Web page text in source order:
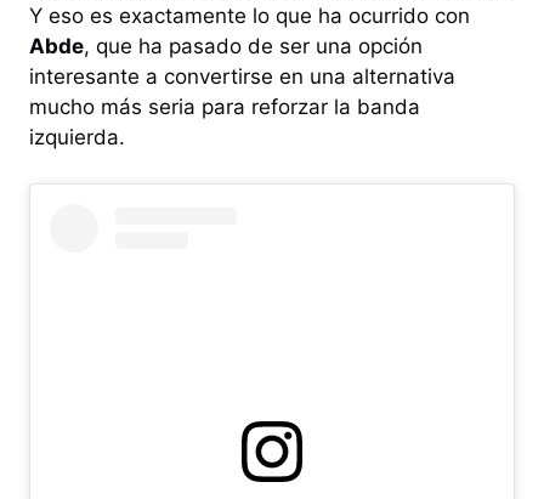
Y eso es exactamente lo que ha ocurrido con
Abde, que ha pasado de ser una opción
interesante a convertirse en una alternativa
mucho más seria para reforzar la banda
izquierda.